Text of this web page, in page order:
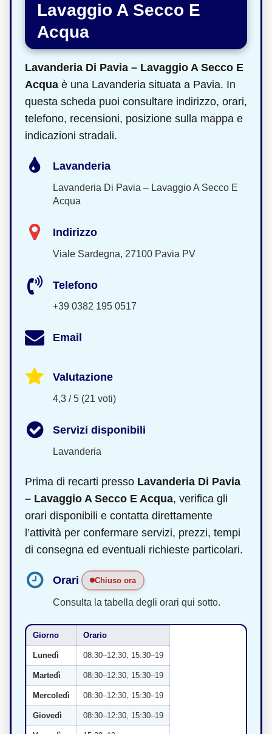
Lavaggio A Secco E
Acqua
Lavanderia Di Pavia – Lavaggio A Secco E
Acqua è una Lavanderia situata a Pavia. In
questa scheda puoi consultare indirizzo, orari,
telefono, recensioni, posizione sulla mappa e
indicazioni stradali.
Lavanderia
Lavanderia Di Pavia – Lavaggio A Secco E
Acqua
Indirizzo
Viale Sardegna, 27100 Pavia PV
Telefono
+39 0382 195 0517
Email
Valutazione
4,3 / 5 (21 voti)
Servizi disponibili
Lavanderia
Prima di recarti presso Lavanderia Di Pavia
– Lavaggio A Secco E Acqua, verifica gli
orari disponibili e contatta direttamente
l’attività per confermare servizi, prezzi, tempi
di consegna ed eventuali richieste particolari.
Orari Chiuso ora
Consulta la tabella degli orari qui sotto.
Giorno Orario
Lunedì 08:30–12:30, 15:30–19
Martedì 08:30–12:30, 15:30–19
Mercoledì 08:30–12:30, 15:30–19
Giovedì 08:30–12:30, 15:30–19